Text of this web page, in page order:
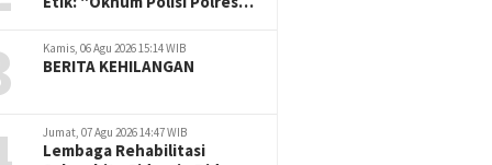
Penuntasan Kode Etik"
Kamis, 06 Agu 2026 15:14 WIB
BERITA KEHILANGAN
Jumat, 07 Agu 2026 14:47 WIB
Lembaga Rehabilitasi